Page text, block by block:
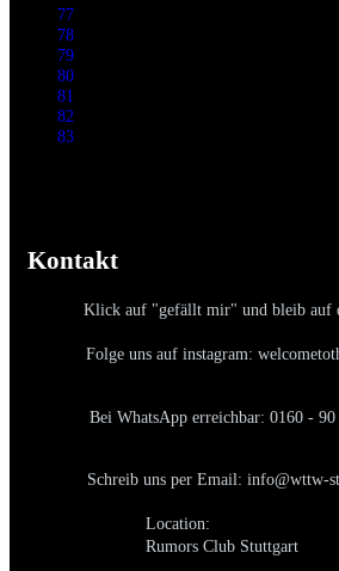
77
78
79
80
81
82
83
Kontakt
Klick auf "gefällt mir" und bleib auf
Folge uns auf instagram:
Bei WhatsApp erreichbar: 0160 - 90
Schreib uns per Email: info@wttw-
Location:
Rumors Club Stuttgart